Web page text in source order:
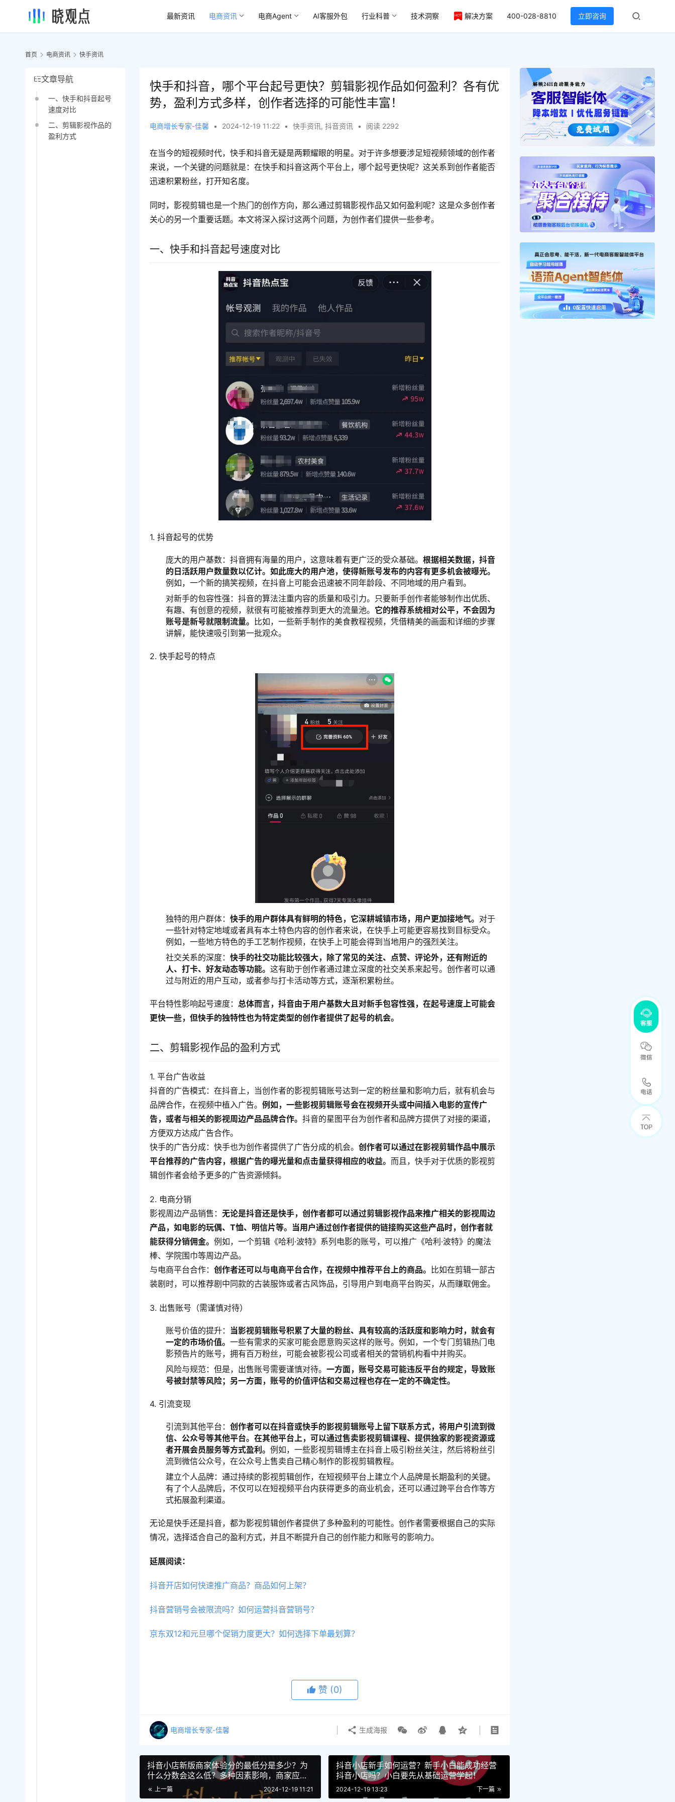
最新资讯 电商资讯 电商Agent AI客服外包 行业科普 技术洞察 解决方案 400-028-8810 立即咨询
首页 电商资讯 快手资讯
文章导航
一、快手和抖音起号
速度对比
二、剪辑影视作品的
盈利方式
快手和抖音，哪个平台起号更快？剪辑影视作品如何盈利？各有优
势，盈利方式多样，创作者选择的可能性丰富！
电商增长专家-佳馨 • 2024-12-19 11:22 • 快手资讯,抖音资讯 • 阅读 2292
在当今的短视频时代，快手和抖音无疑是两颗耀眼的明星。对于许多想要涉足短视频领域的创作者
来说，一个关键的问题就是：在快手和抖音这两个平台上，哪个起号更快呢？这关系到创作者能否
迅速积累粉丝，打开知名度。
同时，影视剪辑也是一个热门的创作方向，那么通过剪辑影视作品又如何盈利呢？这是众多创作者
关心的另一个重要话题。本文将深入探讨这两个问题，为创作者们提供一些参考。
一、快手和抖音起号速度对比
1. 抖音起号的优势
庞大的用户基数：抖音拥有海量的用户，这意味着有更广泛的受众基础。根据相关数据，抖音
的日活跃用户数量数以亿计。如此庞大的用户池，使得新账号发布的内容有更多机会被曝光。
例如，一个新的搞笑视频，在抖音上可能会迅速被不同年龄段、不同地域的用户看到。
对新手的包容性强：抖音的算法注重内容的质量和吸引力。只要新手创作者能够制作出优质、
有趣、有创意的视频，就很有可能被推荐到更大的流量池。 它的推荐系统相对公平，不会因为
账号是新号就限制流量。
比如，一些新手制作的美食教程视频，凭借精美的画面和详细的步骤
讲解，能快速吸引到第一批观众。
2. 快手起号的特点
独特的用户群体：快手的用户群体具有鲜明的特色，它深耕城镇市场，用户更加接地气。 对于
一些针对特定地域或者具有本土特色内容的创作者来说，在快手上可能更容易找到目标受众。
例如，一些地方特色的手工艺制作视频，在快手上可能会得到当地用户的强烈关注。
社交关系的深度：快手的社交功能比较强大，除了常见的关注、点赞、评论外，还有附近的
人、打卡、好友动态等功能。这有助于创作者通过建立深度的社交关系来起号。创作者可以通
过与附近的用户互动，或者参与打卡活动等方式，逐渐积累粉丝。
平台特性影响起号速度：总体而言，抖音由于用户基数大且对新手包容性强，在起号速度上可能会
更快一些，但快手的独特性也为特定类型的创作者提供了起号的机会。
二、剪辑影视作品的盈利方式
1. 平台广告收益
抖音的广告模式：在抖音上，当创作者的影视剪辑账号达到一定的粉丝量和影响力后，就有机会与
品牌合作，在视频中植入广告。例如，一些影视剪辑账号会在视频开头或中间插入电影的宣传广
告，或者与相关的影视周边产品品牌合作。抖音的星图平台为创作者和品牌方提供了对接的渠道，
方便双方达成广告合作。
快手的广告分成：快手也为创作者提供了广告分成的机会。创作者可以通过在影视剪辑作品中展示
平台推荐的广告内容，根据广告的曝光量和点击量获得相应的收益。而且，快手对于优质的影视剪
辑创作者会给予更多的广告资源倾斜。
2. 电商分销
影视周边产品销售：无论是抖音还是快手，创作者都可以通过剪辑影视作品来推广相关的影视周边
产品，如电影的玩偶、T恤、明信片等。当用户通过创作者提供的链接购买这些产品时，创作者就
能获得分销佣金。例如，一个剪辑《哈利·波特》系列电影的账号，可以推广《哈利·波特》的魔法
棒、学院围巾等周边产品。
与电商平台合作：创作者还可以与电商平台合作，在视频中推荐平台上的商品。
比如在剪辑一部古
装剧时，可以推荐剧中同款的古装服饰或者古风饰品，引导用户到电商平台购买，从而赚取佣金。
3. 出售账号（需谨慎对待）
账号价值的提升： 当影视剪辑账号积累了大量的粉丝、具有较高的活跃度和影响力时，就会有
一定的市场价值。一些有需求的买家可能会愿意购买这样的账号。例如，一个专门剪辑热门电
影预告片的账号，拥有百万粉丝，可能会被影视公司或者相关的营销机构看中并购买。
风险与规范：但是，出售账号需要谨慎对待。一方面，账号交易可能违反平台的规定，导致账
号被封禁等风险；另一方面，账号的价值评估和交易过程也存在一定的不确定性。
4. 引流变现
引流到其他平台：创作者可以在抖音或快手的影视剪辑账号上留下联系方式，将用户引流到微
信、公众号等其他平台。在其他平台上，可以通过售卖影视剪辑课程、提供独家的影视资源或
者开展会员服务等方式盈利。例如，一些影视剪辑博主在抖音上吸引粉丝关注，然后将粉丝引
流到微信公众号，在公众号上售卖自己精心制作的影视剪辑教程。
建立个人品牌：通过持续的影视剪辑创作，在短视频平台上建立个人品牌是长期盈利的关键。
有了个人品牌后，不仅可以在短视频平台内获得更多的商业机会，还可以通过跨平台合作等方
式拓展盈利渠道。
无论是快手还是抖音，都为影视剪辑创作者提供了多种盈利的可能性。创作者需要根据自己的实际
情况，选择适合自己的盈利方式，并且不断提升自己的创作能力和账号的影响力。
延展阅读：
抖音开店如何快速推广商品？商品如何上架？
抖音营销号会被限流吗？如何运营抖音营销号？
京东双12和元旦哪个促销力度更大？如何选择下单最划算？
赞 (0)
电商增长专家-佳馨 生成海报
抖音小店新版商家体验分的最低分是多少？为
什么分数会这么低？多种因素影响，商家应引
起重视！
上一篇 2024-12-19 11:21
抖音小店新手如何运营？新手小白能成功经营
抖音小店吗？小白要先从基础运营学起！
下一篇
2024-12-19 13:23